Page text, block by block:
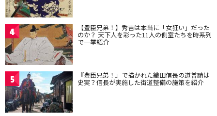
4 【豊臣兄弟！】秀吉は本当に「女狂い」だった
のか？ 天下人を彩った11人の側室たちを時系列
で一挙紹介
5 『豊臣兄弟！』で描かれた織田信長の道普請は
史実？信長が実施した街道整備の施策を紹介